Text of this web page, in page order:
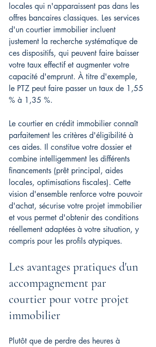
locales qui n'apparaissent pas dans les
offres bancaires classiques. Les services
d'un courtier immobilier incluent
justement la recherche systématique de
ces dispositifs, qui peuvent faire baisser
votre taux effectif et augmenter votre
capacité d'emprunt. À titre d'exemple,
le PTZ peut faire passer un taux de 1,55
% à 1,35 %.
Le courtier en crédit immobilier connaît
parfaitement les critères d'éligibilité à
ces aides. Il constitue votre dossier et
combine intelligemment les différents
financements (prêt principal, aides
locales, optimisations fiscales). Cette
vision d'ensemble renforce votre pouvoir
d'achat, sécurise votre projet immobilier
et vous permet d'obtenir des conditions
réellement adaptées à votre situation, y
compris pour les profils atypiques.
Les avantages pratiques d'un
accompagnement par
courtier pour votre projet
immobilier
Plutôt que de perdre des heures à